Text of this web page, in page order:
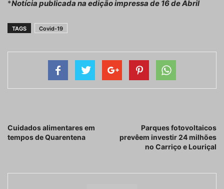
*Notícia publicada na edição impressa de 16 de Abril
TAGS Covid-19
Cuidados alimentares em
tempos de Quarentena
Parques fotovoltaicos
prevêem investir 24 milhões
no Carriço e Louriçal